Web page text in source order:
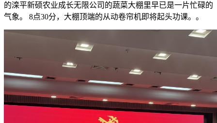
的滦平新硕农业成长无限公司的蔬菜大棚里早已是一片忙碌的
气象。 8点30分，大棚顶端的从动卷帘机即将起头功课。。